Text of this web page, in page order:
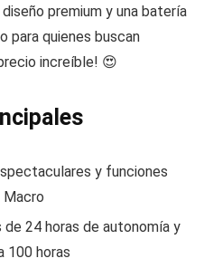
premium y una batería
para quienes buscan
increíble! 😍
y funciones
24 horas de autonomía y
100 horas